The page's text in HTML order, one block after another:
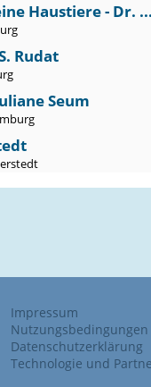
Haustiere - Dr. ...
Rudat
Seum
Impressum
Nutzungsbedingungen
Datenschutzerklärung
Technologie und